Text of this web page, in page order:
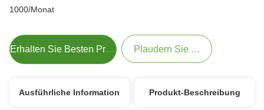
1000/Monat
Erhalten Sie Besten Preis Plaudern Sie Jetzt
Ausführliche Information Produkt-Beschreibung